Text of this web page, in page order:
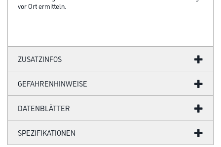
vor Ort ermitteln.
ZUSATZINFOS
GEFAHRENHINWEISE
DATENBLÄTTER
SPEZIFIKATIONEN